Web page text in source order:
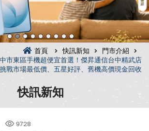
首頁 快訊新知
門市介紹
中市東區手機超便宜首選！傑昇通信台中精武店
挑戰市場最低價、五星好評、舊機高價現金回收
快訊新知
9728